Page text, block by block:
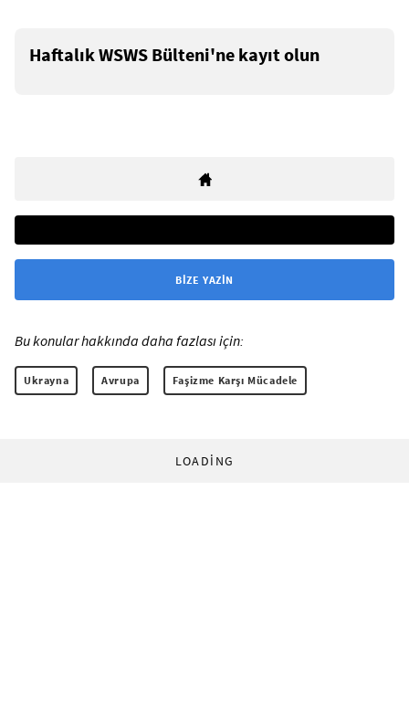
Haftalık WSWS Bülteni'ne kayıt olun
BIZE YAZIN
Bu konular hakkında daha fazlası için:
Ukrayna Avrupa Faşizme Karşı Mücadele
LOADING